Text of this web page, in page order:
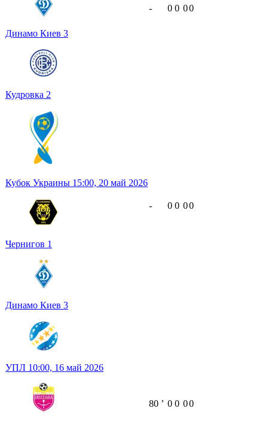
Динамо Киев 3
Кудровка 2
- 0 0 00
Кубок Украины 15:00, 20 май 2026
Чернигов 1
Динамо Киев 3
- 0 0 00
УПЛ 10:00, 16 май 2026
80 ʼ 0 0 00